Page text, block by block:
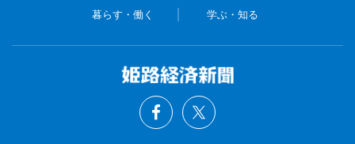
暮らす・働く 学ぶ・知る